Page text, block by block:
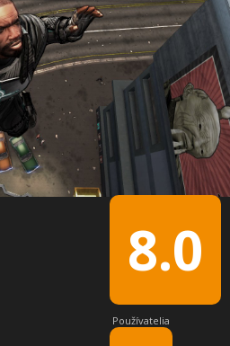
8.0
Používatelia